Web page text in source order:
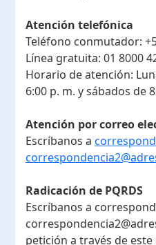
Atención telefónica
Teléfono conmutador:
Línea gratuita: 01 8000
Horario de atención:
6:00 p. m. y sábados de
Atención por correo
Escríbanos a
Radicación de PQRDS
Escríbanos a
petición a través de este